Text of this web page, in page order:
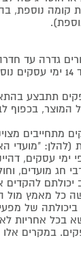
קומה נוספת,
גדרה עד
תתבצע
המוצר, בכפוף
מתחייבים
(להלן: "מועדי
ימי עסקים,
חג מועדים,
יכולתם
כל מאמץ מול
של
בכל אחריות
במקרים אלו